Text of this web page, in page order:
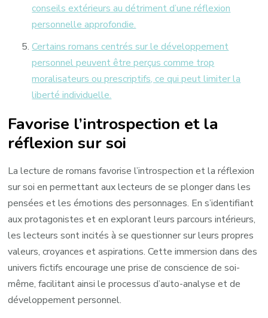
conseils extérieurs au détriment d’une réflexion
personnelle approfondie.
Certains romans centrés sur le développement
personnel peuvent être perçus comme trop
moralisateurs ou prescriptifs, ce qui peut limiter la
liberté individuelle.
Favorise l’introspection et la
réflexion sur soi
La lecture de romans favorise l’introspection et la réflexion
sur soi en permettant aux lecteurs de se plonger dans les
pensées et les émotions des personnages. En s’identifiant
aux protagonistes et en explorant leurs parcours intérieurs,
les lecteurs sont incités à se questionner sur leurs propres
valeurs, croyances et aspirations. Cette immersion dans des
univers fictifs encourage une prise de conscience de soi-
même, facilitant ainsi le processus d’auto-analyse et de
développement personnel.